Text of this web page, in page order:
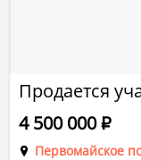
Продается
Первомайское
4 500 000Р